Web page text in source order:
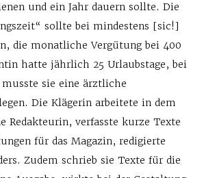
und ein Jahr dauern sollte. Die
sollte bei mindestens [sic!]
die monatliche Vergütung bei 400
hatte jährlich 25 Urlaubstage, bei
sie eine ärztliche
Die Klägerin arbeitete in dem
Redakteurin, verfasste kurze Texte
für das Magazin, redigierte
Zudem schrieb sie Texte für die